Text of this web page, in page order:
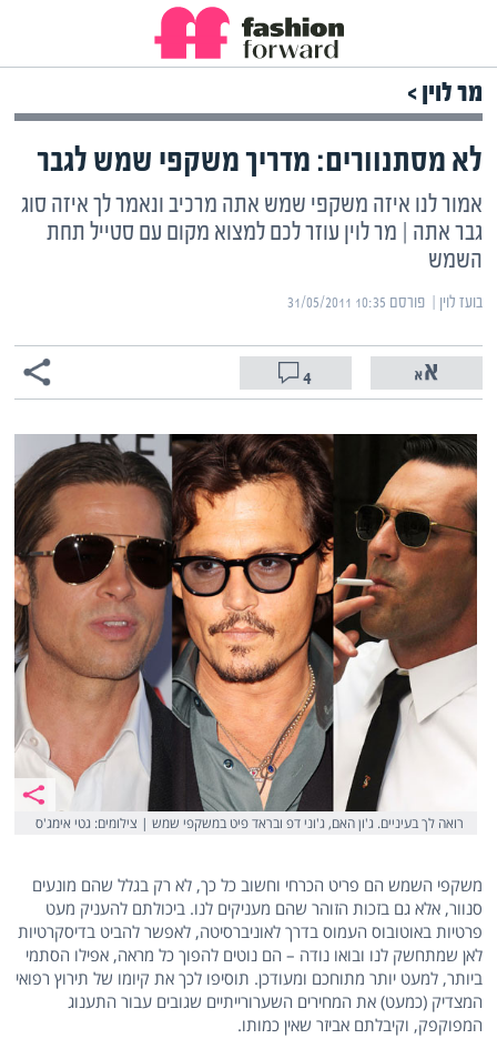
מר לוין >
לא מסתנוורים: מדריך משקפי שמש לגבר
אמור לנו איזה משקפי שמש אתה מרכיב ונאמר לך איזה סוג
גבר אתה | מר לוין עוזר לכם למצוא מקום עם סטייל תחת
השמש
בועז לוין | ‏פורסם ‎31/05/2011 10:35
4
רואה לך בעיניים. ג'ון האם, ג'וני דפ ובראד פיט במשקפי שמש | צילומים: גטי אימג'ס
משקפי השמש הם פריט הכרחי וחשוב כל כך, לא רק בגלל שהם מונעים
סנוור, אלא גם בזכות הזוהר שהם מעניקים לנו. ביכולתם להעניק מעט
פרטיות באוטובוס העמוס בדרך לאוניברסיטה, לאפשר להביט בדיסקרטיות
לאן שמתחשק לנו ובואו נודה – הם נוטים להפוך כל מראה, אפילו הסתמי
ביותר, למעט יותר מתוחכם ומעודכן. תוסיפו לכך את קיומו של תירוץ רפואי
המצדיק (כמעט) את המחירים השערורייתיים שגובים עבור התענוג
המפוקפק, וקיבלתם אביזר שאין כמותו.